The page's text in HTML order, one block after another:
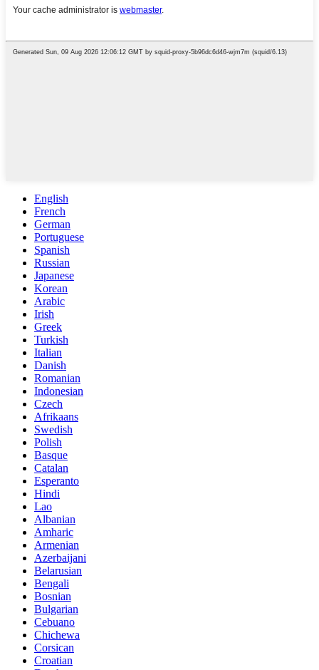
English
French
German
Portuguese
Spanish
Russian
Japanese
Korean
Arabic
Irish
Greek
Turkish
Italian
Danish
Romanian
Indonesian
Czech
Afrikaans
Swedish
Polish
Basque
Catalan
Esperanto
Hindi
Lao
Albanian
Amharic
Armenian
Azerbaijani
Belarusian
Bengali
Bosnian
Bulgarian
Cebuano
Chichewa
Corsican
Croatian